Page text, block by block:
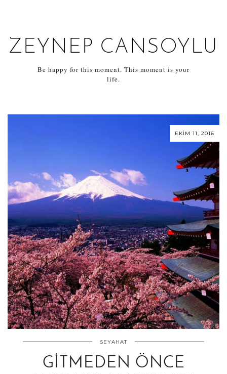
ZEYNEP CANSOYLU
Be happy for this moment. This moment is your
life.
EKIM 11, 2016
SEYAHAT
GITMEDEN ÖNCE